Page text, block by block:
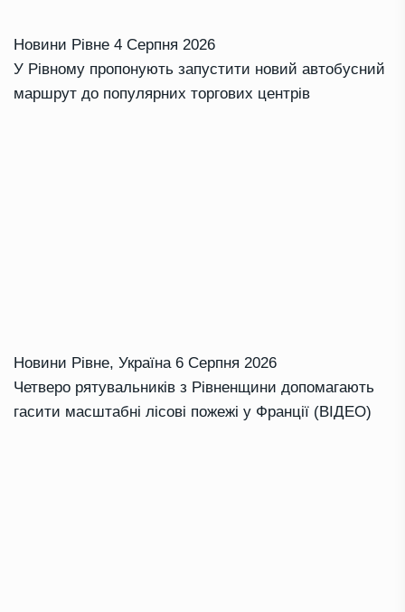
Новини Рівне 4 Серпня 2026
У Рівному пропонують запустити новий автобусний
маршрут до популярних торгових центрів
Новини Рівне, Україна 6 Серпня 2026
Четверо рятувальників з Рівненщини допомагають
гасити масштабні лісові пожежі у Франції (ВІДЕО)